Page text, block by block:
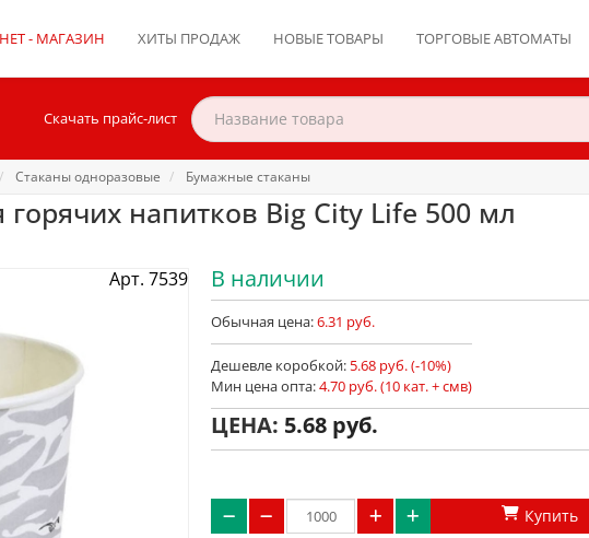
- МАГАЗИН ХИТЫ ПРОДАЖ НОВЫЕ ТОВАРЫ ТОРГОВЫЕ АВТОМАТЫ
Скачать прайс-лист
Стаканы одноразовые Бумажные стаканы
Арт. 7539
напитков Big City Life 500 мл
В наличии
Обычная цена:6.31 руб.
Дешевле коробкой: 5.68 руб. (-10%)
Мин цена опта:4.70 руб. (10 кат. + смв)
ЦЕНА: 5.68
Купить